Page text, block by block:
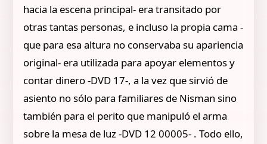
hacia la escena principal- era transitado por
otras tantas personas, e incluso la propia cama -
que para esa altura no conservaba su apariencia
original- era utilizada para apoyar elementos y
contar dinero -DVD 17-, a la vez que sirvió de
asiento no sólo para familiares de Nisman sino
también para el perito que manipuló el arma
sobre la mesa de luz -DVD 12 00005- . Todo ello,